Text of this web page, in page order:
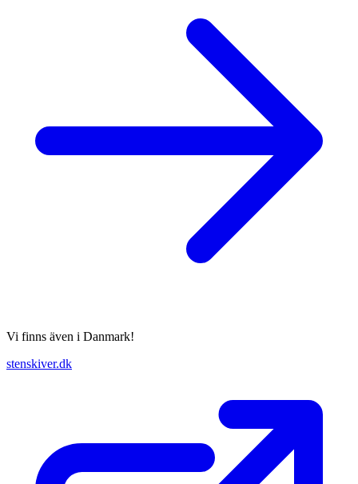
Vi finns även i Danmark!
stenskiver.dk